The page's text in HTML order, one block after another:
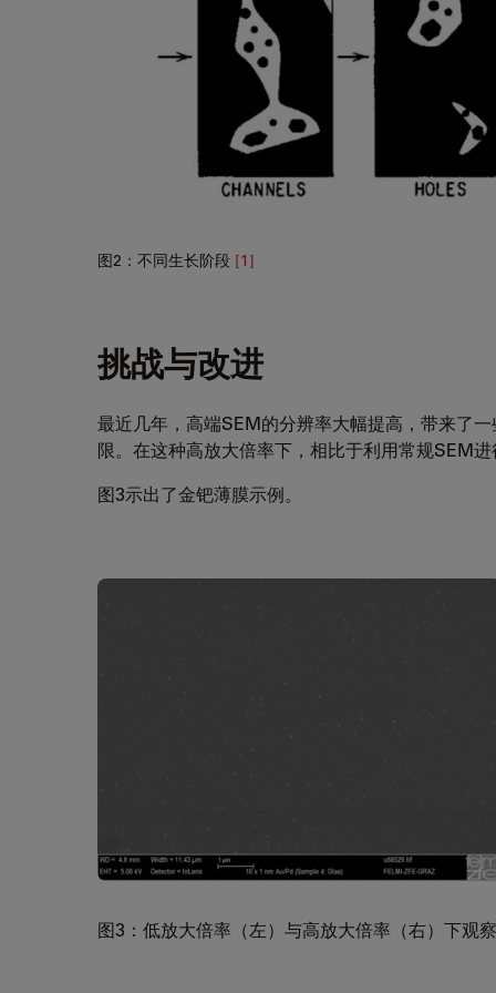
图2：不同生长阶段 [1]
挑战与改进
最近几年，高端SEM的分辨率大幅提高，带来了
限。在这种高放大倍率下，相比于利用常规SEM
图3示出了金钯薄膜示例。
图3：低放大倍率（左）与高放大倍率（右）下观